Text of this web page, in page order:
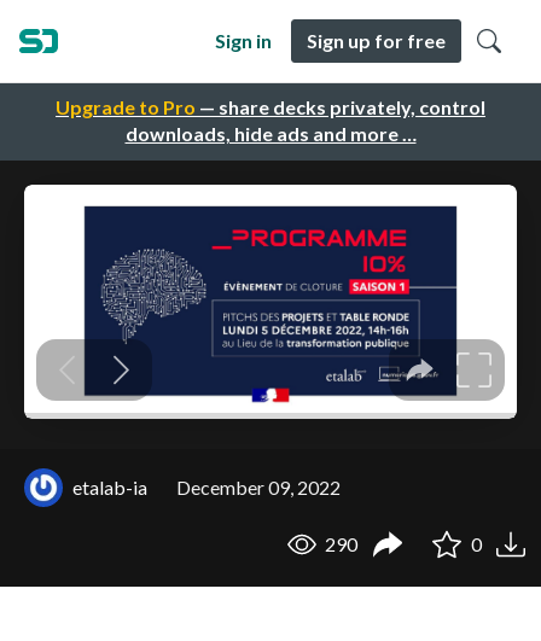
Upgrade to Pro — share decks privately, control
downloads, hide ads and more …
Sign in Sign up for free
etalab-ia December 09, 2022
290 0